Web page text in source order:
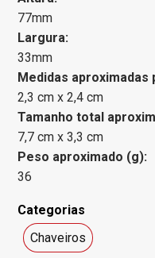
77mm
Largura:
33mm
Medidas aproximadas
2,3 cm x 2,4 cm
Tamanho total
7,7 cm x 3,3 cm
Peso aproximado (g):
36
Categorias
Chaveiros